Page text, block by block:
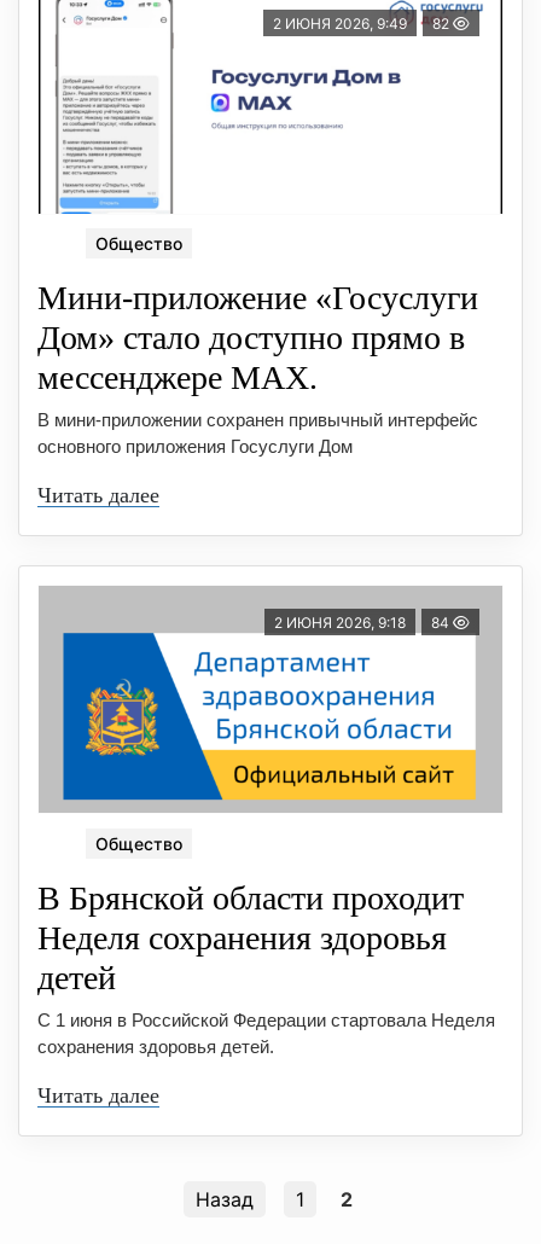
2 ИЮНЯ 2026, 9:49 82
Общество
Мини-приложение «Госуслуги
Дом» стало доступно прямо в
мессенджере MAX.
В мини-приложении сохранен привычный интерфейс
основного приложения Госуслуги Дом
Читать далее
2 ИЮНЯ 2026, 9:18 84
Общество
В Брянской области проходит
Неделя сохранeния здоровья
детeй
С 1 июня в Российской Федерации стартовала Неделя
сохранения здоровья детей.
Читать далее
Назад 1 2